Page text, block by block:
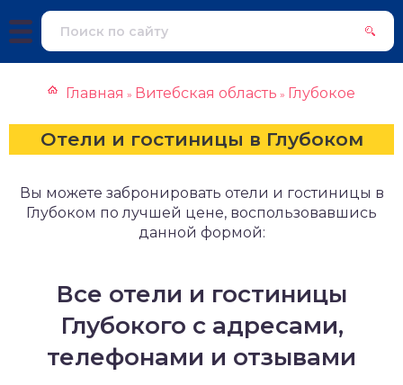
Главная » Витебская область » Глубокое
Отели и гостиницы в Глубоком
Вы можете забронировать отели и гостиницы в
Глубоком по лучшей цене, воспользовавшись
данной формой:
Все отели и гостиницы
Глубокого с адресами,
телефонами и отзывами